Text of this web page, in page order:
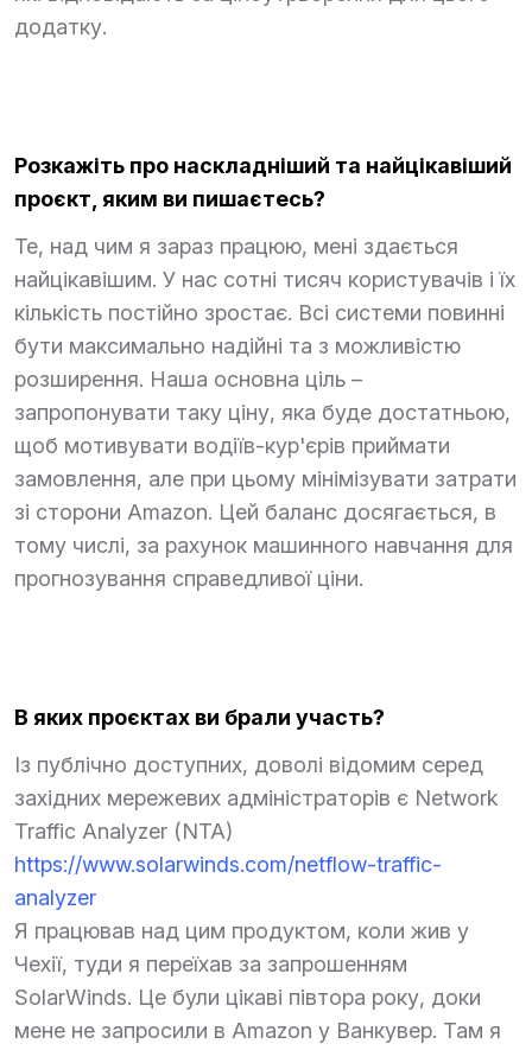
додатку.
Розкажіть про наскладніший та найцікавіший
проєкт, яким ви пишаєтесь?
Те, над чим я зараз працюю, мені здається
найцікавішим. У нас сотні тисяч користувачів і їх
кількість постійно зростає. Всі системи повинні
бути максимально надійні та з можливістю
розширення. Наша основна ціль –
запропонувати таку ціну, яка буде достатньою,
щоб мотивувати водіїв-кур'єрів приймати
замовлення, але при цьому мінімізувати затрати
зі сторони Amazon. Цей баланс досягається, в
тому числі, за рахунок машинного навчання для
прогнозування справедливої ціни.
В яких проєктах ви брали участь?
Із публічно доступних, доволі відомим серед
західних мережевих адміністраторів є Network
Traffic Analyzer (NTA)
https://www.solarwinds.com/netflow-traffic-
analyzer
Я працював над цим продуктом, коли жив у
Чехії, туди я переїхав за запрошенням
SolarWinds. Це були цікаві півтора року, доки
мене не запросили в Amazon у Ванкувер. Там я